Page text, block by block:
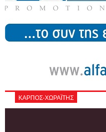
ΚΑΡΠΟΣ-ΧΩΡΑΪΤΗΣ